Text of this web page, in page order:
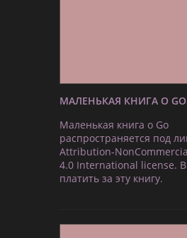
МАЛЕНЬКАЯ КНИГА О GO
Маленькая книга о Go
распространяется под
Attribution-
4.0 International license.
платить за эту книгу.